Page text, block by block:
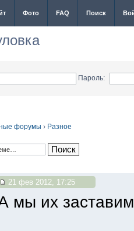
Фото FAQ Поиск
Пароль:
форумы › Разное
21 фев 2012, 17:25
мы их